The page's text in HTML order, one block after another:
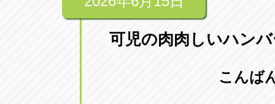
アップル
0586-28-
アップル
アップル一宮22号店
愛知県一宮市朝日3-4-12
可児の肉肉しいハン
こんば